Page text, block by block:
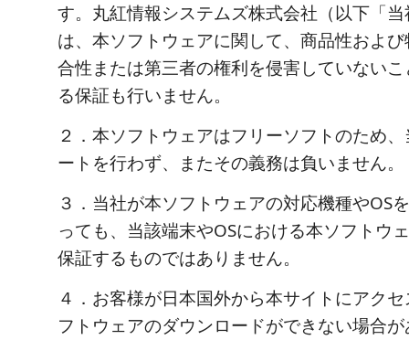
す。丸紅情報システムズ株式会社（以下「
は、本ソフトウェアに関して、商品性およ
合性または第三者の権利を侵害していない
る保証も行いません。
２．本ソフトウェアはフリーソフトのため
ートを行わず、またその義務は負いません。
３．当社が本ソフトウェアの対応機種やOS
っても、当該端末やOSにおける本ソフトウ
保証するものではありません。
４．お客様が日本国外から本サイトにアク
フトウェアのダウンロードができない場合